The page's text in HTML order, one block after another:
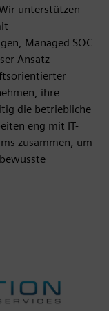
unterstützen
Managed SOC
Ansatz
ihre
die betriebliche
eng mit IT-
zusammen, um